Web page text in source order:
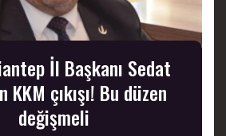
İl Başkanı Sedat
KKM çıkışı! Bu düzen
değişmeli